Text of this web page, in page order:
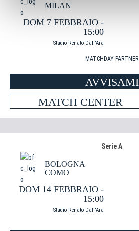
MILAN
DOM 7 FEBBRAIO -
15:00
Stadio Renato Dall'Ara
MATCHDAY PARTNER
AVVISAMI
MATCH CENTER
Serie A
BOLOGNA
COMO
DOM 14 FEBBRAIO -
15:00
Stadio Renato Dall'Ara